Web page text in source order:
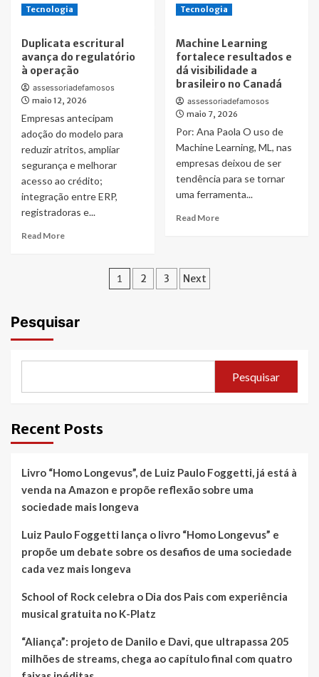
Read MoreRead
Lean
Manufacturing
na
prática:
como
a
indústria
automotiva
reduz
custos
e
ganha
competitividade
Read MoreRead
Agricultura
do
futuro:
a
estratégia
tecnológica
de
Mônica
para
impulsionar
o
Tecnologia
Duplicata escritural
avança do regulatório
à operação
assessoriadefamosos
maio 12, 2026
Empresas antecipam
adoção do modelo para
reduzir atritos, ampliar
segurança e melhorar
acesso ao crédito;
integração entre ERP,
registradoras e...
Read MoreRead
regulatório
Tecnologia
Machine Learning
fortalece resultados e
dá visibilidade a
brasileiro no Canadá
assessoriadefamosos
maio 7, 2026
Por: Ana Paola O uso de
Machine Learning, ML, nas
empresas deixou de ser
tendência para se tornar
uma ferramenta...
Read MoreRead
Canadá
Paginação
1 2 3 Next
Pesquisar
Pesquisar
Recent Posts
Livro “Homo Longevus”, de Luiz Paulo Foggetti, já está à
venda na Amazon e propõe reflexão sobre uma
sociedade mais longeva
Luiz Paulo Foggetti lança o livro “Homo Longevus” e
propõe um debate sobre os desafios de uma sociedade
cada vez mais longeva
School of Rock celebra o Dia dos Pais com experiência
musical gratuita no K-Platz
“Aliança”: projeto de Danilo e Davi, que ultrapassa 205
milhões de streams, chega ao capítulo final com quatro